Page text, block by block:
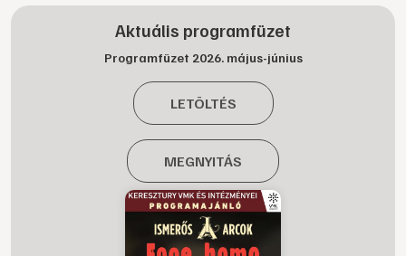
Aktuális programfüzet
Programfüzet 2026. május-június
LETÖLTÉS
MEGNYITÁS